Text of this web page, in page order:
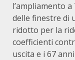
l’ampliamento
delle finestre di
ridotto per la
coefficienti
uscita e i 67